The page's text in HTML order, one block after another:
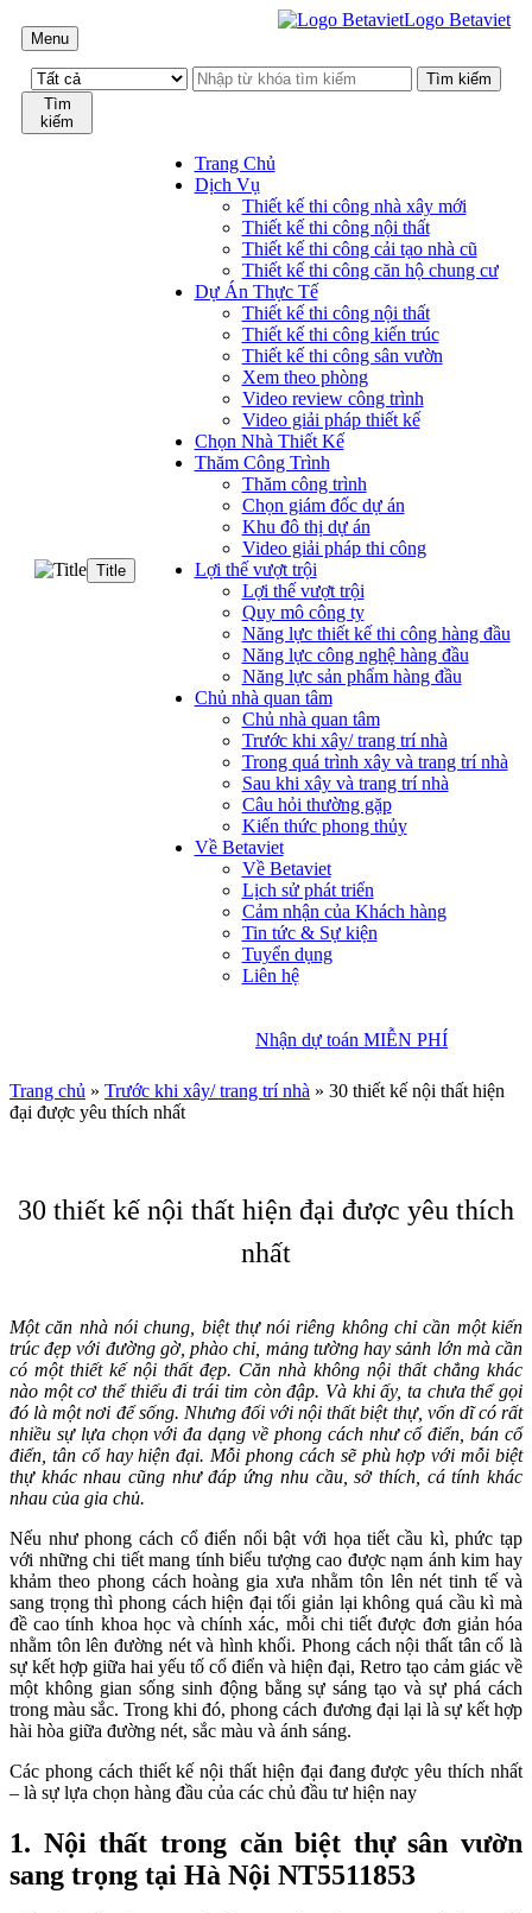
Menu
Logo Betaviet
Tìm
kiếm
Title
Trang Chủ
Dịch Vụ
Thiết kế thi công nhà xây mới
Thiết kế thi công nội thất
Thiết kế thi công cải tạo nhà cũ
Thiết kế thi công căn hộ chung cư
Dự Án Thực Tế
Thiết kế thi công nội thất
Thiết kế thi công kiến trúc
Thiết kế thi công sân vườn
Xem theo phòng
Video review công trình
Video giải pháp thiết kế
Chọn Nhà Thiết Kế
Thăm Công Trình
Thăm công trình
Chọn giám đốc dự án
Khu đô thị dự án
Video giải pháp thi công
Lợi thế vượt trội
Lợi thế vượt trội
Quy mô công ty
Năng lực thiết kế thi công hàng đầu
Năng lực công nghệ hàng đầu
Năng lực sản phẩm hàng đầu
Chủ nhà quan tâm
Chủ nhà quan tâm
Trước khi xây/ trang trí nhà
Trong quá trình xây và trang trí nhà
Sau khi xây và trang trí nhà
Câu hỏi thường gặp
Kiến thức phong thủy
Về Betaviet
Về Betaviet
Lịch sử phát triển
Cảm nhận của Khách hàng
Tin tức & Sự kiện
Tuyển dụng
Liên hệ
Nhận dự toán MIỄN PHÍ
Trang chủ » Trước khi xây/ trang trí nhà » 30 thiết kế nội thất hiện
đại được yêu thích nhất
30 thiết kế nội thất hiện đại được yêu thích
nhất
Một căn nhà nói chung, biệt thự nói riêng không chỉ cần một kiến
trúc đẹp với đường gờ, phào chỉ, mảng tường hay sảnh lớn mà cần
có một thiết kế nội thất đẹp. Căn nhà không nội thất chẳng khác
nào một cơ thể thiếu đi trái tim còn đập. Và khi ấy, ta chưa thể gọi
đó là một nơi để sống. Nhưng đối với nội thất biệt thự, vốn dĩ có rất
nhiều sự lựa chọn với đa dạng về phong cách như cổ điển, bán cổ
điển, tân cổ hay hiện đại. Mỗi phong cách sẽ phù hợp với mỗi biệt
thự khác nhau cũng như đáp ứng nhu cầu, sở thích, cá tính khác
nhau của gia chủ.
Nếu như phong cách cổ điển nổi bật với họa tiết cầu kì, phức tạp
với những chi tiết mang tính biểu tượng cao được nạm ánh kim hay
khảm theo phong cách hoàng gia xưa nhằm tôn lên nét tinh tế và
sang trọng thì phong cách hiện đại tối giản lại không quá cầu kì mà
đề cao tính khoa học và chính xác, mỗi chi tiết được đơn giản hóa
nhằm tôn lên đường nét và hình khối. Phong cách nội thất tân cổ là
sự kết hợp giữa hai yếu tố cổ điển và hiện đại, Retro tạo cảm giác về
một không gian sống sinh động bằng sự sáng tạo và sự phá cách
trong màu sắc. Trong khi đó, phong cách đương đại lại là sự kết hợp
hài hòa giữa đường nét, sắc màu và ánh sáng.
Các phong cách thiết kế nội thất hiện đại đang được yêu thích nhất
– là sự lựa chọn hàng đầu của các chủ đầu tư hiện nay
1. Nội thất trong căn biệt thự sân vườn
sang trọng tại Hà Nội NT5511853